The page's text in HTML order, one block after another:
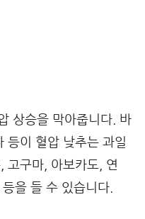
상승을 막아줍니다. 바
등이 혈압 낮추는 과일
고구마, 아보카도, 연
을 들 수 있습니다.